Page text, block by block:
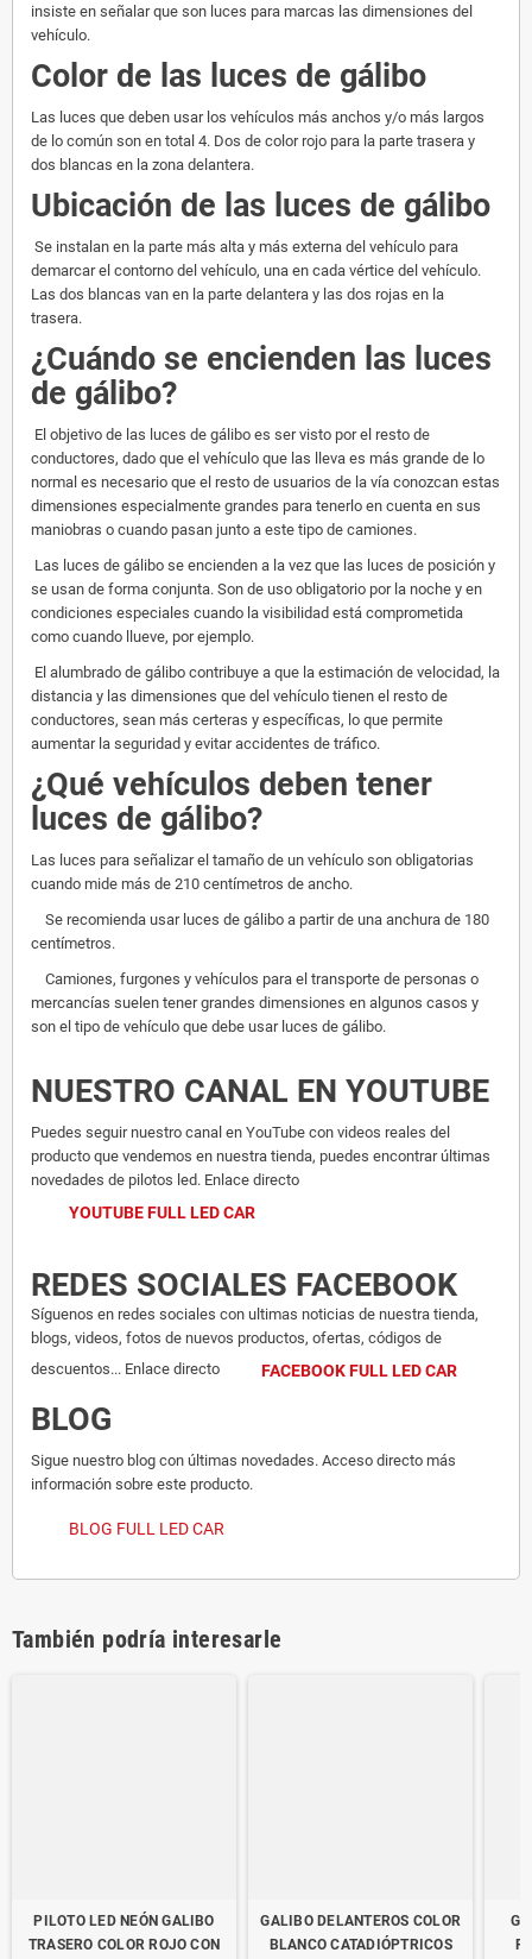
insiste en señalar que son luces para marcas las dimensiones del
vehículo.
Color de las luces de gálibo
Las luces que deben usar los vehículos más anchos y/o más largos
de lo común son en total 4. Dos de color rojo para la parte trasera y
dos blancas en la zona delantera.
Ubicación de las luces de gálibo
Se instalan en la parte más alta y más externa del vehículo para
demarcar el contorno del vehículo, una en cada vértice del vehículo.
Las dos blancas van en la parte delantera y las dos rojas en la
trasera.
¿Cuándo se encienden las luces
de gálibo?
El objetivo de las luces de gálibo es ser visto por el resto de
conductores, dado que el vehículo que las lleva es más grande de lo
normal es necesario que el resto de usuarios de la vía conozcan estas
dimensiones especialmente grandes para tenerlo en cuenta en sus
maniobras o cuando pasan junto a este tipo de camiones.
Las luces de gálibo se encienden a la vez que las luces de posición y
se usan de forma conjunta. Son de uso obligatorio por la noche y en
condiciones especiales cuando la visibilidad está comprometida
como cuando llueve, por ejemplo.
El alumbrado de gálibo contribuye a que la estimación de velocidad, la
distancia y las dimensiones que del vehículo tienen el resto de
conductores, sean más certeras y específicas, lo que permite
aumentar la seguridad y evitar accidentes de tráfico.
¿Qué vehículos deben tener
luces de gálibo?
Las luces para señalizar el tamaño de un vehículo son obligatorias
cuando mide más de 210 centímetros de ancho.
Se recomienda usar luces de gálibo a partir de una anchura de 180
centímetros.
Camiones, furgones y vehículos para el transporte de personas o
mercancías suelen tener grandes dimensiones en algunos casos y
son el tipo de vehículo que debe usar luces de gálibo.
NUESTRO CANAL EN YOUTUBE
Puedes seguir nuestro canal en YouTube con videos reales del
producto que vendemos en nuestra tienda, puedes encontrar últimas
novedades de pilotos led. Enlace directo
YOUTUBE FULL LED CAR
REDES SOCIALES FACEBOOK
Síguenos en redes sociales con ultimas noticias de nuestra tienda,
blogs, videos, fotos de nuevos productos, ofertas, códigos de
descuentos... Enlace directo
FACEBOOK FULL LED CAR
BLOG
Sigue nuestro blog con últimas novedades. Acceso directo más
información sobre este producto.
BLOG FULL LED CAR
También podría interesarle
PILOTO LED NEÓN GALIBO
TRASERO COLOR ROJO CON
GALIBO DELANTEROS COLOR
BLANCO CATADIÓPTRICOS